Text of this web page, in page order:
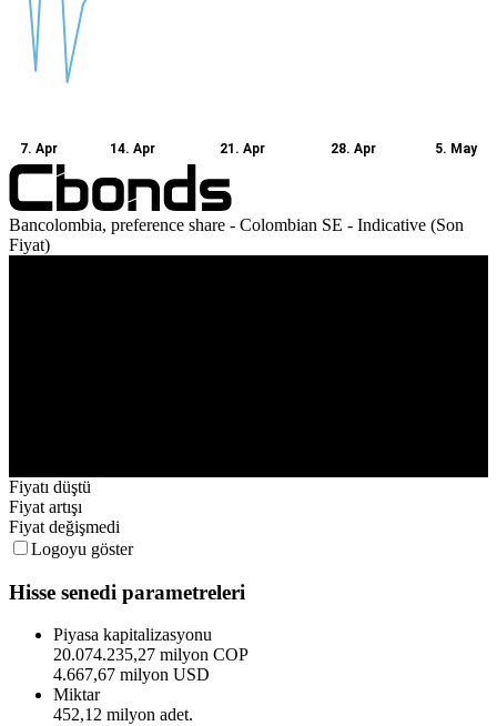
7. Apr 14. Apr 21. Apr 28. Apr 5. May
Bancolombia, preference share - Colombian SE - Indicative (Son
Fiyat)
Fiyatı düştü
Fiyat artışı
Fiyat değişmedi
Logoyu göster
Hisse senedi parametreleri
Piyasa kapitalizasyonu
20.074.235,27 milyon COP
4.667,67 milyon USD
Miktar
452,12 milyon adet.